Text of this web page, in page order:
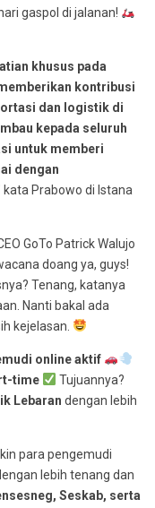
gaspol di jalanan!
khusus pada
kontribusi
dan logistik di
kepada seluruh
untuk memberi
dengan
kata Prabowo di Istana
GoTo Patrick Walujo
doang ya, guys!
Tenang, katanya
Nanti bakal ada
kejelasan.
online aktif
time
Tujuannya?
Lebaran dengan lebih
para pengemudi
lebih tenang dan
Seskab, serta